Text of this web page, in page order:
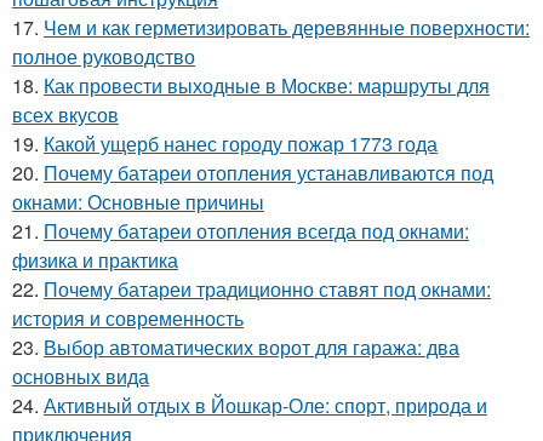
17. Чем и как герметизировать деревянные поверхности:
полное руководство
18. Как провести выходные в Москве: маршруты для
всех вкусов
19. Какой ущерб нанес городу пожар 1773 года
20. Почему батареи отопления устанавливаются под
окнами: Основные причины
21. Почему батареи отопления всегда под окнами:
физика и практика
22. Почему батареи традиционно ставят под окнами:
история и современность
23. Выбор автоматических ворот для гаража: два
основных вида
24. Активный отдых в Йошкар-Оле: спорт, природа и
приключения